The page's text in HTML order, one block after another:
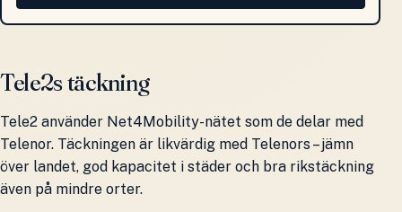
Tele2s täckning
Tele2 använder Net4Mobility-nätet som de delar med
Telenor. Täckningen är likvärdig med Telenors – jämn
över landet, god kapacitet i städer och bra rikstäckning
även på mindre orter.